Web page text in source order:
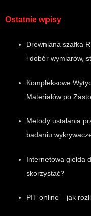
Ostatnie wpisy
Drewniana szafka
i dobór wymiarów,
Kompleksowe
Materiałów po
Metody ustalania
badaniu
Internetowa giełda
skorzystać?
PIT online – jak